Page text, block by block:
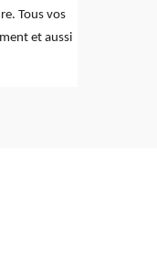
Tous vos
et aussi